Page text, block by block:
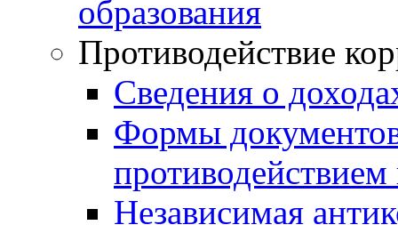
образования
Противодействие
Сведения о
Формы
Независимая